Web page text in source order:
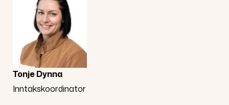
Tonje Dynna
Inntakskoordinator